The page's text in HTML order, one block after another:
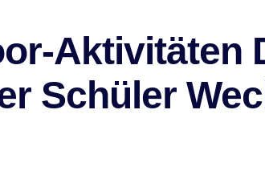
Aktivitäten
Schüler